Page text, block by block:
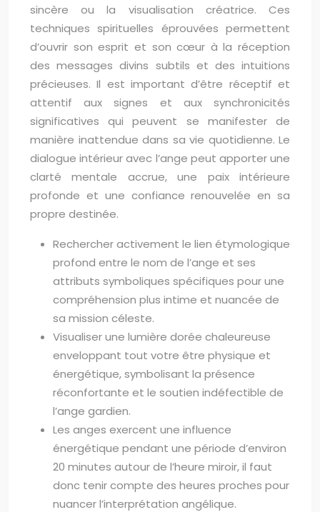
sincère ou la visualisation créatrice. Ces
techniques spirituelles éprouvées permettent
d’ouvrir son esprit et son cœur à la réception
des messages divins subtils et des intuitions
précieuses. Il est important d’être réceptif et
attentif aux signes et aux synchronicités
significatives qui peuvent se manifester de
manière inattendue dans sa vie quotidienne. Le
dialogue intérieur avec l’ange peut apporter une
clarté mentale accrue, une paix intérieure
profonde et une confiance renouvelée en sa
propre destinée.
Rechercher activement le lien étymologique
profond entre le nom de l’ange et ses
attributs symboliques spécifiques pour une
compréhension plus intime et nuancée de
sa mission céleste.
Visualiser une lumière dorée chaleureuse
enveloppant tout votre être physique et
énergétique, symbolisant la présence
réconfortante et le soutien indéfectible de
l’ange gardien.
Les anges exercent une influence
énergétique pendant une période d’environ
20 minutes autour de l’heure miroir, il faut
donc tenir compte des heures proches pour
nuancer l’interprétation angélique.